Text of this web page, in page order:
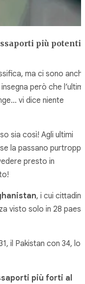
più potenti
ma ci sono
però che
vi dice niente
sia così! Agli ultimi
la passano
presto in
, i cui cittadini
visto solo in 28 paesi
il Pakistan con 34, lo
più forti al